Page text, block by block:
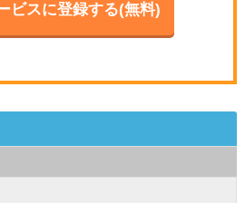
ビスに登録する(無料)